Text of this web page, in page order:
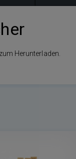
Herunterladen.